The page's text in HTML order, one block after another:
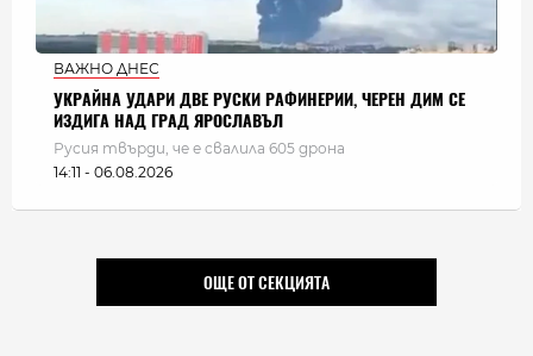
ВАЖНО ДНЕС
УКРАЙНА УДАРИ ДВЕ РУСКИ РАФИНЕРИИ, ЧЕРЕН ДИМ СЕ
ИЗДИГА НАД ГРАД ЯРОСЛАВЪЛ
Русия твърди, че е свалила 605 дрона
14:11 - 06.08.2026
ОЩЕ ОТ СЕКЦИЯТА